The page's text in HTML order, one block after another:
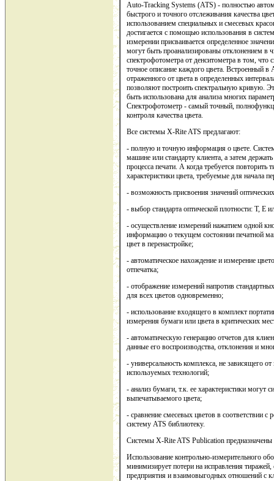
Auto-Tracking Systems (ATS) - полностью
быстрого и точного отслеживания качества
использованием специальных и смесевых
достигается с помощью использования в
измерении присваивается определенное
могут быть проанализированы отклонением в
спектрофотометра от денситометра в том, что
точное описание каждого цвета. Встроенный в
отраженного от цвета в определенных
позволяют построить спектральную кривую.
быть использована для анализа многих
Спектрофотометр - самый точный,
контроля качества цвета.
Все системы X-Rite ATS предлагают:
- полную и точную информация о цвете.
машине или стандарту клиента, а затем
процесса печати. А когда требуется
характеристики цвета, требуемые для начала
- возможность присвоения значений
- выбор стандарта оптической плотности: T, E
- осуществление измерений нажатием одной
информацию о текущем состоянии печатной
цвет в перенастройке;
- автоматическое нахождение и измерение
отпечатка;
- отображение измерений напротив
для всех цветов одновременно;
- использование входящего в комплект
измерения бумаги или цвета в критических
- автоматическую генерацию отчетов для
данные его воспроизводства, отклонения и
- универсальность комплекса, не зависящего
используемых технологий;
- анализ бумаги, т.к. ее характеристики могут
выпечатываемого цвета;
- сравнение смесевых цветов в соответствии
систему ATS библиотеку.
Системы X-Rite ATS Publication
Использование контрольно-измерительного
минимизирует потери на исправления
предприятия и взаимовыгодных отношений с